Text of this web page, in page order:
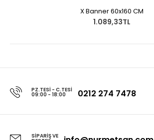
X Banner 60x160 CM
1.089,33TL
PZ.TESI - C.TESI
09:00 - 18:00 0212 274 7478
SIPARIŞ VE